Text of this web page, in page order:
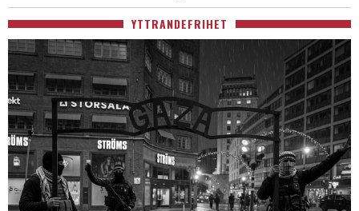
YTTRANDEFRIHET